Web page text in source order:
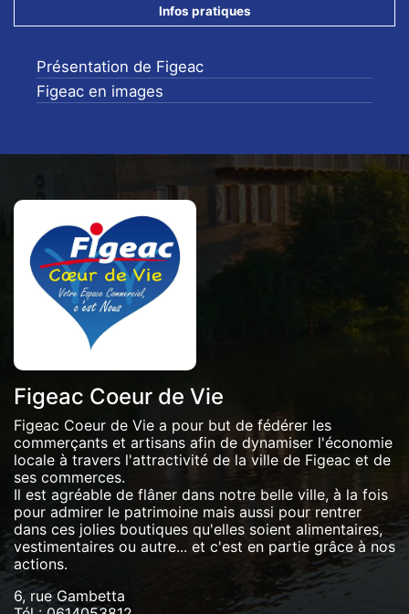
Infos pratiques
Présentation de Figeac
Figeac en images
Figeac Coeur de Vie
Figeac Coeur de Vie a pour but de fédérer les
commerçants et artisans afin de dynamiser l'économie
locale à travers l'attractivité de la ville de Figeac et de
ses commerces.
Il est agréable de flâner dans notre belle ville, à la fois
pour admirer le patrimoine mais aussi pour rentrer
dans ces jolies boutiques qu'elles soient alimentaires,
vestimentaires ou autre... et c'est en partie grâce à nos
actions.
6, rue Gambetta